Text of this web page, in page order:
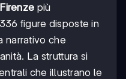
più
figure disposte in
narrativo che
La struttura si
che illustrano le